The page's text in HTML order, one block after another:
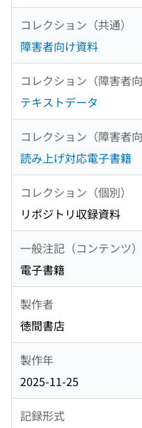
コレクション（共通）
障害者向け資料
コレクション（障害者
テキストデータ
コレクション（障害者
読み上げ対応電子書籍
コレクション（個別）
リポジトリ収録資料
一般注記（コンテンツ）
電子書籍
製作者
徳間書店
製作年
2025-11-25
記録形式